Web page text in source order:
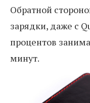
Обратной
зарядки, даже с
процентов
минут.